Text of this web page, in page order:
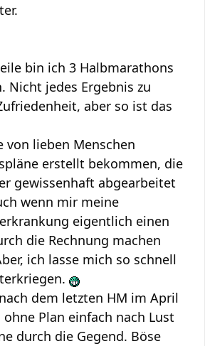
bin ich 3 Halbmarathons
Nicht jedes Ergebnis zu
aber so ist das
von lieben Menschen
erstellt bekommen, die
gewissenhaft abgearbeitet
wenn mir meine
eigentlich einen
die Rechnung machen
ich lasse mich so schnell
dem letzten HM im April
Plan einfach nach Lust
durch die Gegend. Böse